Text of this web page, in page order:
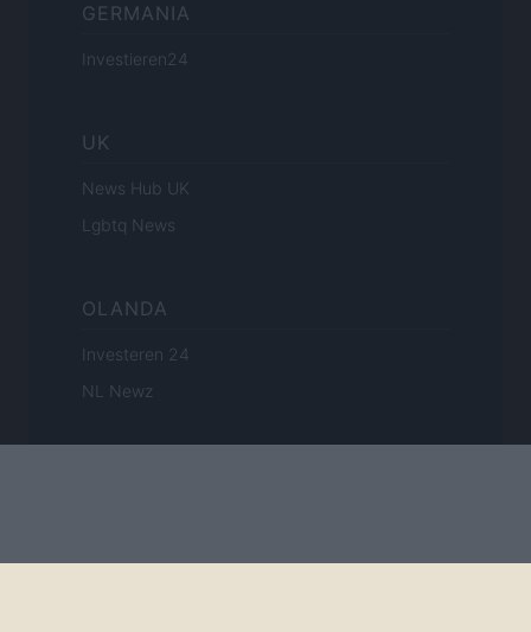
GERMANIA
Investieren24
UK
News Hub UK
Lgbtq News
OLANDA
Investeren 24
NL Newz